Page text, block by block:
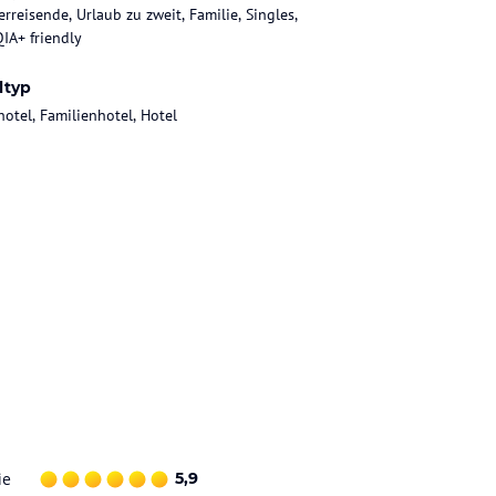
Urlaub zu zweit, Familie, Singles,
friendly
Familienhotel, Hotel
5,9